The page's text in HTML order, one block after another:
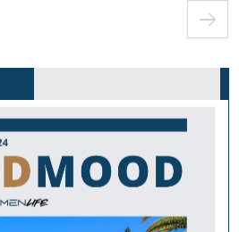
PLUS D'INFOS